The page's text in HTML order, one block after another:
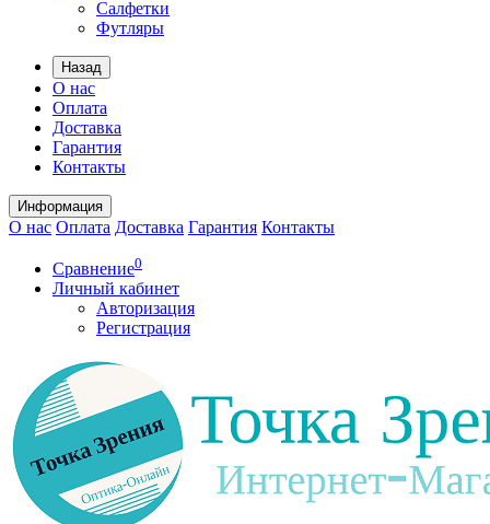
Салфетки
Футляры
Назад
О нас
Оплата
Доставка
Гарантия
Контакты
Информация
О нас Оплата Доставка Гарантия Контакты
Сравнение0
Личный кабинет
Авторизация
Регистрация